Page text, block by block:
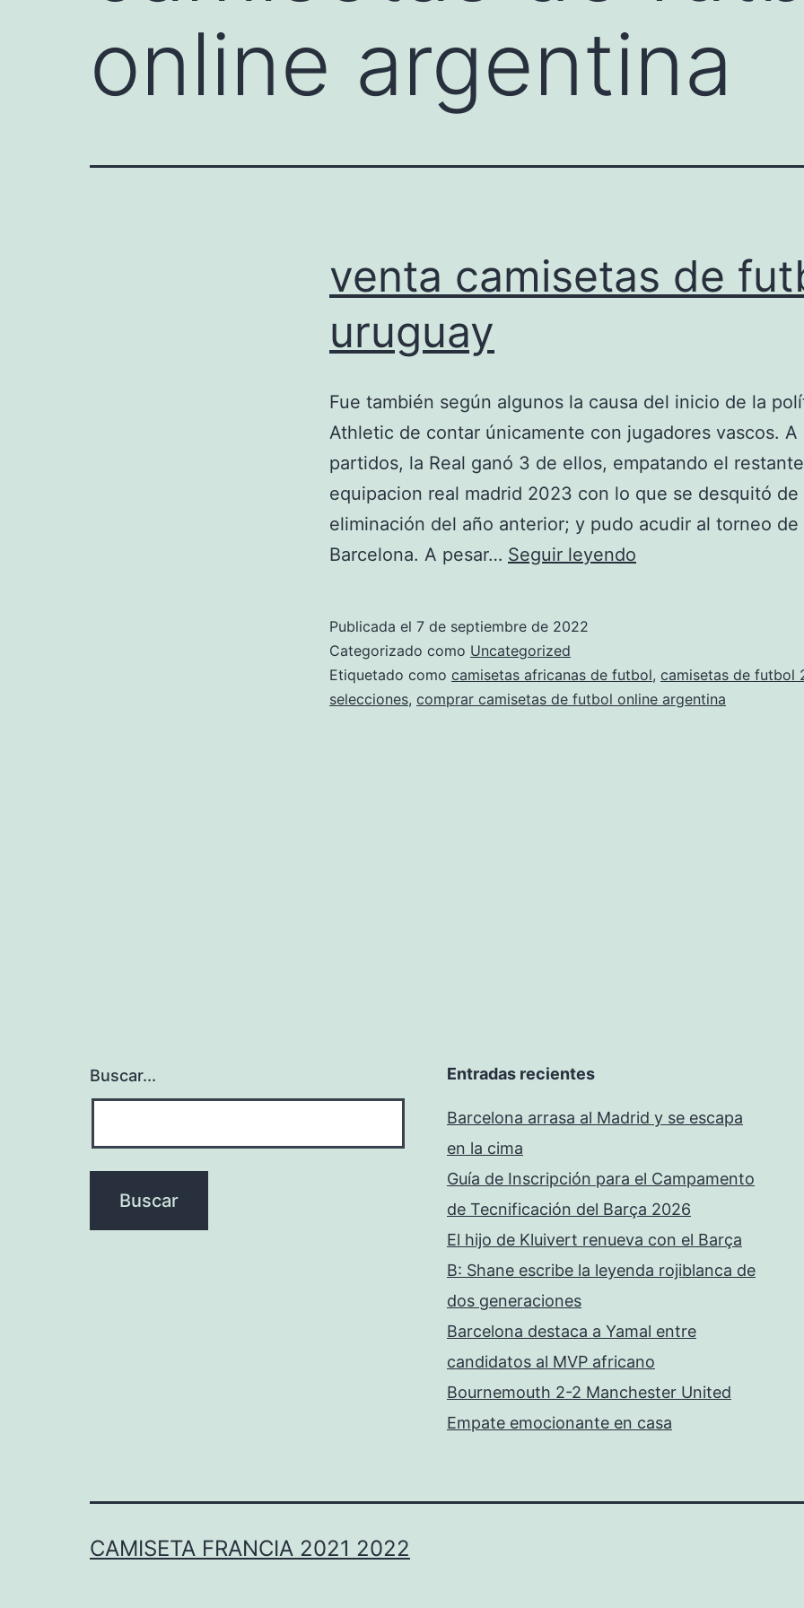
online argentina
venta camisetas de
uruguay
Fue también según algunos la causa del inicio de la
Athletic de contar únicamente con jugadores vascos. A
partidos, la Real ganó 3 de ellos, empatando el
equipacion real madrid 2023 con lo que se desquitó de
eliminación del año anterior; y pudo acudir al torneo de
Barcelona. A pesar… Seguir leyendo
uruguay
Publicada el 7 de septiembre de 2022
Categorizado como Uncategorized
Etiquetado como camisetas africanas de futbol, camisetas de futbol
selecciones, comprar camisetas de futbol online argentina
Buscar... Entradas recientes
Barcelona arrasa al Madrid y se escapa
en la cima
Guía de Inscripción para el Campamento
de Tecnificación del Barça 2026
El hijo de Kluivert renueva con el Barça
B: Shane escribe la leyenda rojiblanca de
dos generaciones
Barcelona destaca a Yamal entre
candidatos al MVP africano
Bournemouth 2-2 Manchester United
Empate emocionante en casa
CAMISETA FRANCIA 2021 2022